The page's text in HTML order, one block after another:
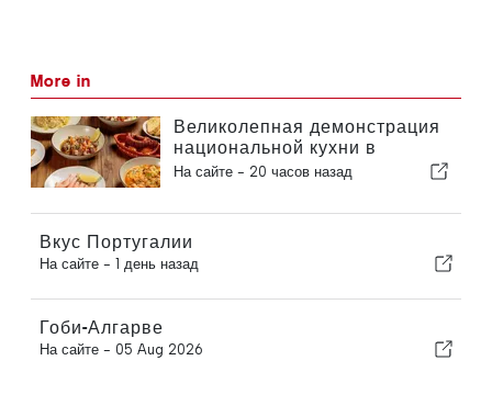
More in
Великолепная демонстрация
национальной кухни в
Албуфейре
На сайте - 20 часов назад
Вкус Португалии
На сайте - 1 день назад
Гоби-Алгарве
На сайте - 05 Aug 2026